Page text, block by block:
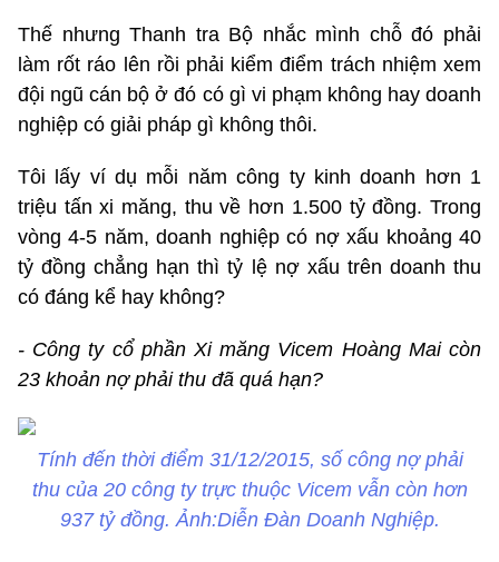
Thế nhưng Thanh tra Bộ nhắc mình chỗ đó phải
làm rốt ráo lên rồi phải kiểm điểm trách nhiệm xem
đội ngũ cán bộ ở đó có gì vi phạm không hay doanh
nghiệp có giải pháp gì không thôi.
Tôi lấy ví dụ mỗi năm công ty kinh doanh hơn 1
triệu tấn xi măng, thu về hơn 1.500 tỷ đồng. Trong
vòng 4-5 năm, doanh nghiệp có nợ xấu khoảng 40
tỷ đồng chẳng hạn thì tỷ lệ nợ xấu trên doanh thu
có đáng kể hay không?
- Công ty cổ phần Xi măng Vicem Hoàng Mai còn
23 khoản nợ phải thu đã quá hạn?
Tính đến thời điểm 31/12/2015, số công nợ phải
thu của 20 công ty trực thuộc Vicem vẫn còn hơn
937 tỷ đồng. Ảnh:Diễn Đàn Doanh Nghiệp.